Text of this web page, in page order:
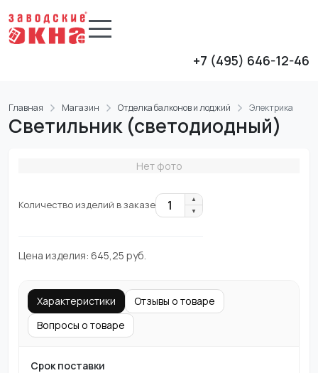
+7 (495) 646-12-46
Главная Магазин Отделка балконов и лоджий Электрика
Светильник (светодиодный)
Нет фото
Количество изделий в заказе 1
▲
▼
Цена изделия: 645,25 руб.
Характеристики
Отзывы о товаре
Вопросы о товаре
Срок поставки